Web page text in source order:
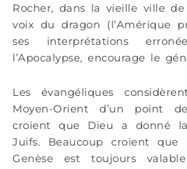
Rocher, dans la vieille ville de
voix du dragon (l’Amérique
ses interprétations
l’Apocalypse, encourage le
Les évangéliques
Moyen-Orient d’un point
croient que Dieu a donné
Juifs. Beaucoup croient
Genèse est toujours